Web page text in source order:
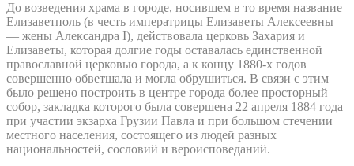
До возведения храма в городе, носившем в то время название
Елизаветполь (в честь императрицы Елизаветы Алексеевны
— жены Александра I), действовала церковь Захария и
Елизаветы, которая долгие годы оставалась единственной
православной церковью города, а к концу 1880-х годов
совершенно обветшала и могла обрушиться. В связи с этим
было решено построить в центре города более просторный
собор, закладка которого была совершена 22 апреля 1884 года
при участии экзарха Грузии Павла и при большом стечении
местного населения, состоящего из людей разных
национальностей, сословий и вероисповеданий.